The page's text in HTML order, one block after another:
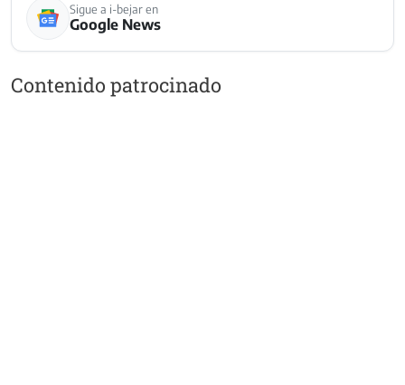
Sigue a i-bejar en
Google News
Contenido patrocinado